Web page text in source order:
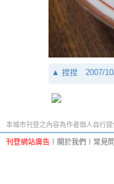
▲ 捏捏 2007/
本城市刊登之內容為作者個人自行
刊登網站廣告 關於我們 常見